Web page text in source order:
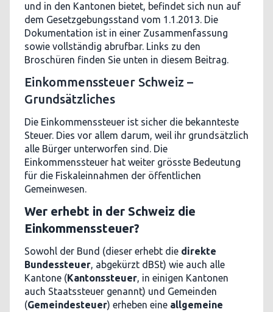
und in den Kantonen bietet, befindet sich nun auf
dem Gesetzgebungsstand vom 1.1.2013. Die
Dokumentation ist in einer Zusammenfassung
sowie vollständig abrufbar. Links zu den
Broschüren finden Sie unten in diesem Beitrag.
Einkommenssteuer Schweiz –
Grundsätzliches
Die Einkommenssteuer ist sicher die bekannteste
Steuer. Dies vor allem darum, weil ihr grundsätzlich
alle Bürger unterworfen sind. Die
Einkommenssteuer hat weiter grösste Bedeutung
für die Fiskaleinnahmen der öffentlichen
Gemeinwesen.
Wer erhebt in der Schweiz die
Einkommenssteuer?
Sowohl der Bund (dieser erhebt die direkte
Bundessteuer, abgekürzt dBSt) wie auch alle
Kantone (Kantonssteuer, in einigen Kantonen
auch Staatssteuer genannt) und Gemeinden
(Gemeindesteuer) erheben eine allgemeine